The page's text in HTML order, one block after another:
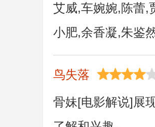
艾威,车婉婉,陈蕾,
小肥,余香凝,朱鉴
鸟失落
骨妹[电影解说]展